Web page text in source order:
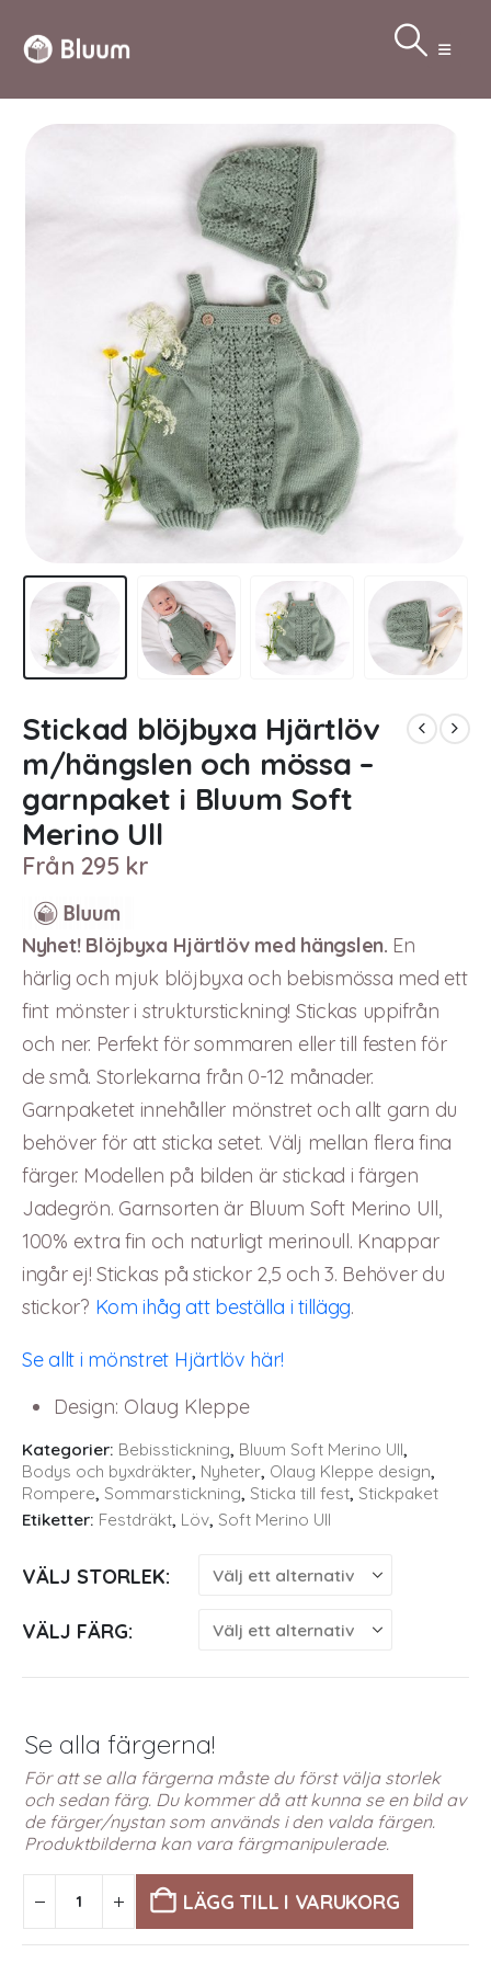
Stickad blöjbyxa Hjärtlöv
m/hängslen och mössa –
garnpaket i Bluum Soft
Merino Ull
Från 295 kr
Nyhet! Blöjbyxa Hjärtlöv med hängslen. En
härlig och mjuk blöjbyxa och bebismössa med ett
fint mönster i strukturstickning! Stickas uppifrån
och ner. Perfekt för sommaren eller till festen för
de små. Storlekarna från 0-12 månader.
Garnpaketet innehåller mönstret och allt garn du
behöver för att sticka setet. Välj mellan flera fina
färger. Modellen på bilden är stickad i färgen
Jadegrön. Garnsorten är Bluum Soft Merino Ull,
100% extra fin och naturligt merinoull. Knappar
ingår ej! Stickas på stickor 2,5 och 3. Behöver du
stickor? Kom ihåg att beställa i tillägg.
Se allt i mönstret Hjärtlöv här!
Design: Olaug Kleppe
Kategorier: Bebisstickning, Bluum Soft Merino Ull,
Bodys och byxdräkter, Nyheter, Olaug Kleppe design,
Rompere, Sommarstickning, Sticka till fest, Stickpaket
Etiketter: Festdräkt, Löv, Soft Merino Ull
VÄLJ STORLEK
VÄLJ FÄRG
Se alla färgerna!
För att se alla färgerna måste du först välja storlek
och sedan färg. Du kommer då att kunna se en bild av
de färger/nystan som används i den valda färgen.
Produktbilderna kan vara färgmanipulerade.
LÄGG TILL I VARUKORG